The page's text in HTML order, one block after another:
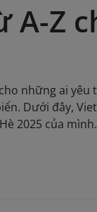
A-Z
những ai yêu
Dưới đây,
2025 của mình.